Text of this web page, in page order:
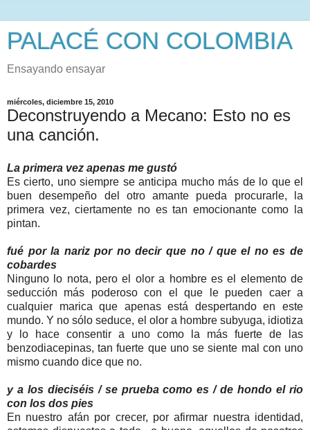
PALACÉ CON COLOMBIA
Ensayando ensayar
miércoles, diciembre 15, 2010
Deconstruyendo a Mecano: Esto no es
una canción.
La primera vez apenas me gustó
Es cierto, uno siempre se anticipa mucho más de lo que el
buen desempeño del otro amante pueda procurarle, la
primera vez, ciertamente no es tan emocionante como la
pintan.
fué por la nariz por no decir que no / que el no es de
cobardes
Ninguno lo nota, pero el olor a hombre es el elemento de
seducción más poderoso con el que le pueden caer a
cualquier marica que apenas está despertando en este
mundo. Y no sólo seduce, el olor a hombre subyuga, idiotiza
y lo hace consentir a uno como la más fuerte de las
benzodiacepinas, tan fuerte que uno se siente mal con uno
mismo cuando dice que no.
y a los dieciséis / se prueba como es / de hondo el rio
con los dos pies
En nuestro afán por crecer, por afirmar nuestra identidad,